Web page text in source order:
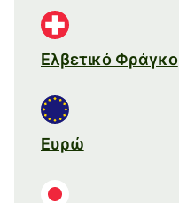
Ελβετικό Φράγκο
Ευρώ